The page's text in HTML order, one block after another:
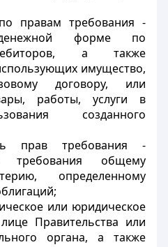
правам требования -
форме по
а также
имущество,
договору, или
работы, услуги в
созданного
прав требования -
требования общему
определенному
или юридическое
Правительства или
органа, а также